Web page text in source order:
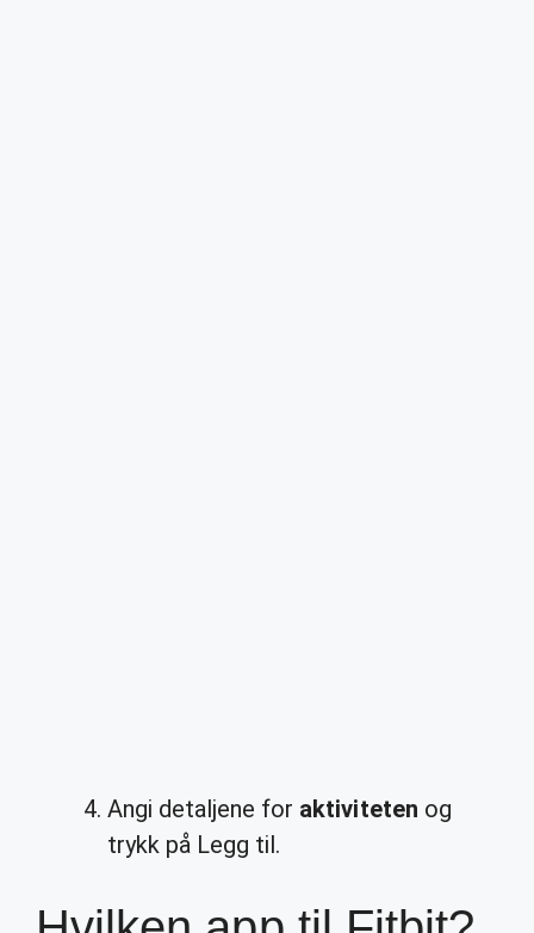
Angi detaljene for aktiviteten og
trykk på Legg til.